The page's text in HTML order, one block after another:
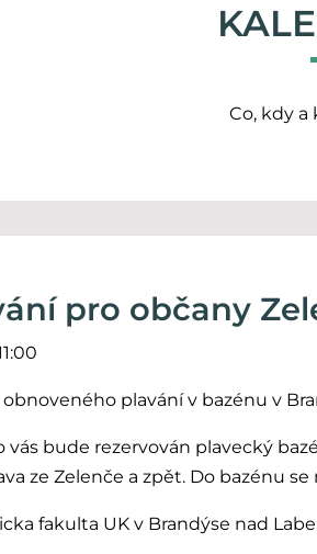
Co, kdy a
pro občany
plavání v bazénu v
vás bude rezervován plavecký
ze Zelenče a zpět. Do bazénu
fakulta UK v Brandýse nad